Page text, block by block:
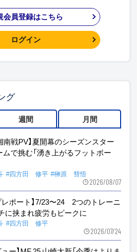
会員登録はこちら
ログイン
グ
週間 月間
南戦PV】夏開幕のシーズンスター
ムで挑む「湧き上がるフットボー
#四方田 修平 #榊原 彗悟
2026/08/07
レポート】7/23〜24 2つのトレーニ
に挟まれ疲労もピークに
#四方田 修平
2026/07/24